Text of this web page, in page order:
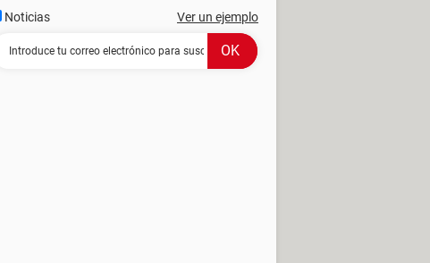
Noticias Ver un ejemplo